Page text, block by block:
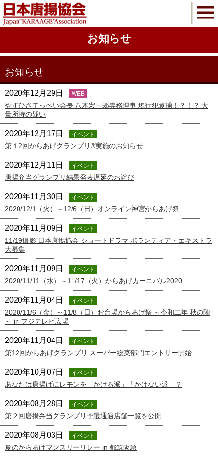
お知らせ
お知らせ
2020年12月29日 WEB
やすひさてっぺい会長 八木宏一郎専務理事 現行犯逮捕！？！？ 大
量所持の疑い
2020年12月17日 イベント
第１2回からあげグランプリ®実施のお知らせ
2020年12月11日 イベント
唐揚弁当グランプリ結果発表遅延のお詫び
2020年11月30日 イベント
2020/12/1（火）～12/6（日）オンライン神宮からあげ祭
2020年11月09日 イベント
11/19撮影 日本唐揚協会 ショートドラマ ボランティア・エキストラ
大募集
2020年11月09日 イベント
2020/11/11（水）～11/17（火）からあげカーニバル2020
2020年11月04日 イベント
2020/11/6（金）～11/8（日）お台場からあげ祭 ～令和二年 秋の陣
～ in フジテレビ広場
2020年11月04日 イベント
第12回からあげグランプリ スーパー総菜部門エントリー開始
2020年10月07日 イベント
あなたは唐揚げにレモンを「かける派」「かけない派」？
2020年08月28日 イベント
第２回唐揚弁当グランプリ予選通過店舗一覧を公開
2020年08月03日 イベント
夏のからあげマンスリーリレー in 都筑阪急